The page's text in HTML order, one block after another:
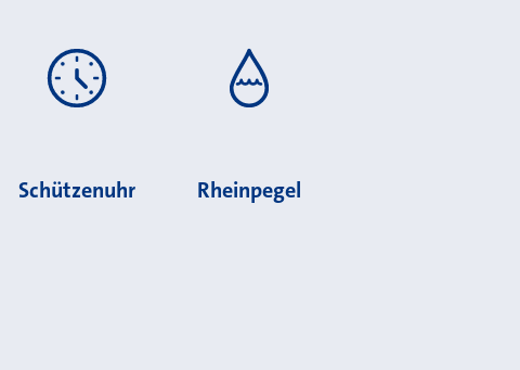
Schützenuhr Rheinpegel